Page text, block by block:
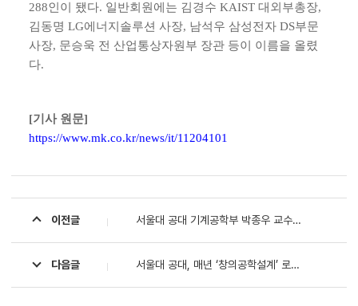
288인이 됐다. 일반회원에는 김경수 KAIST 대외부총장,
김동명 LG에너지솔루션 사장, 남석우 삼성전자 DS부문
사장, 문승욱 전 산업통상자원부 장관 등이 이름을 올렸
다.
[기사 원문]
https://www.mk.co.kr/news/it/11204101
이전글 서울대 공대 기계공학부 박종우 교수, 한국공학한림원 2025년도 정회원 선정
다음글 서울대 공대, 매년 ‘창의공학설계’ 로보콘 대회 열어 차세대 로봇 인재 양성 앞장서